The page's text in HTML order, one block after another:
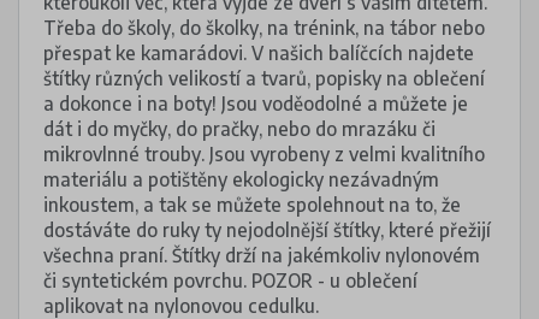
Třeba do školy, do školky, na trénink, na tábor nebo
přespat ke kamarádovi. V našich balíčcích najdete
štítky různých velikostí a tvarů, popisky na oblečení
a dokonce i na boty! Jsou voděodolné a můžete je
dát i do myčky, do pračky, nebo do mrazáku či
mikrovlnné trouby. Jsou vyrobeny z velmi kvalitního
materiálu a potištěny ekologicky nezávadným
inkoustem, a tak se můžete spolehnout na to, že
dostáváte do ruky ty nejodolnější štítky, které přežijí
všechna praní. Štítky drží na jakémkoliv nylonovém
či syntetickém povrchu. POZOR - u oblečení
aplikovat na nylonovou cedulku.